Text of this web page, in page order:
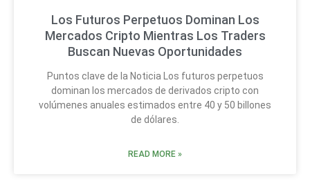
Los Futuros Perpetuos Dominan Los
Mercados Cripto Mientras Los Traders
Buscan Nuevas Oportunidades
Puntos clave de la Noticia Los futuros perpetuos
dominan los mercados de derivados cripto con
volúmenes anuales estimados entre 40 y 50 billones
de dólares.
READ MORE »